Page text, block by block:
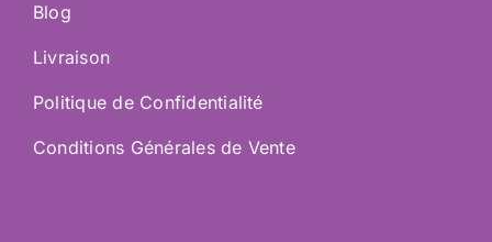
Blog
Livraison
Politique de Confidentialité
Conditions Générales de Vente